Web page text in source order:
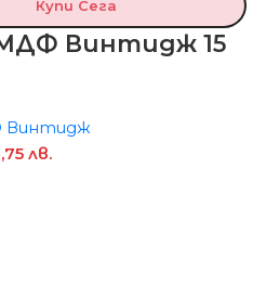
Купи Сега
Винтидж 15
Винтидж
лв.